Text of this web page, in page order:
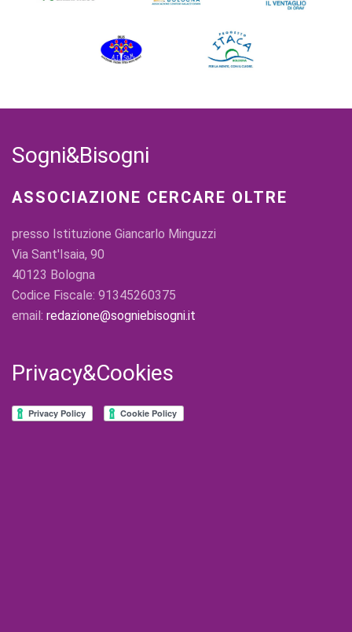
Sogni&Bisogni
ASSOCIAZIONE CERCARE OLTRE
presso Istituzione Giancarlo Minguzzi
Via Sant'Isaia, 90
40123 Bologna
Codice Fiscale: 91345260375
email: redazione@sogniebisogni.it
Privacy&Cookies